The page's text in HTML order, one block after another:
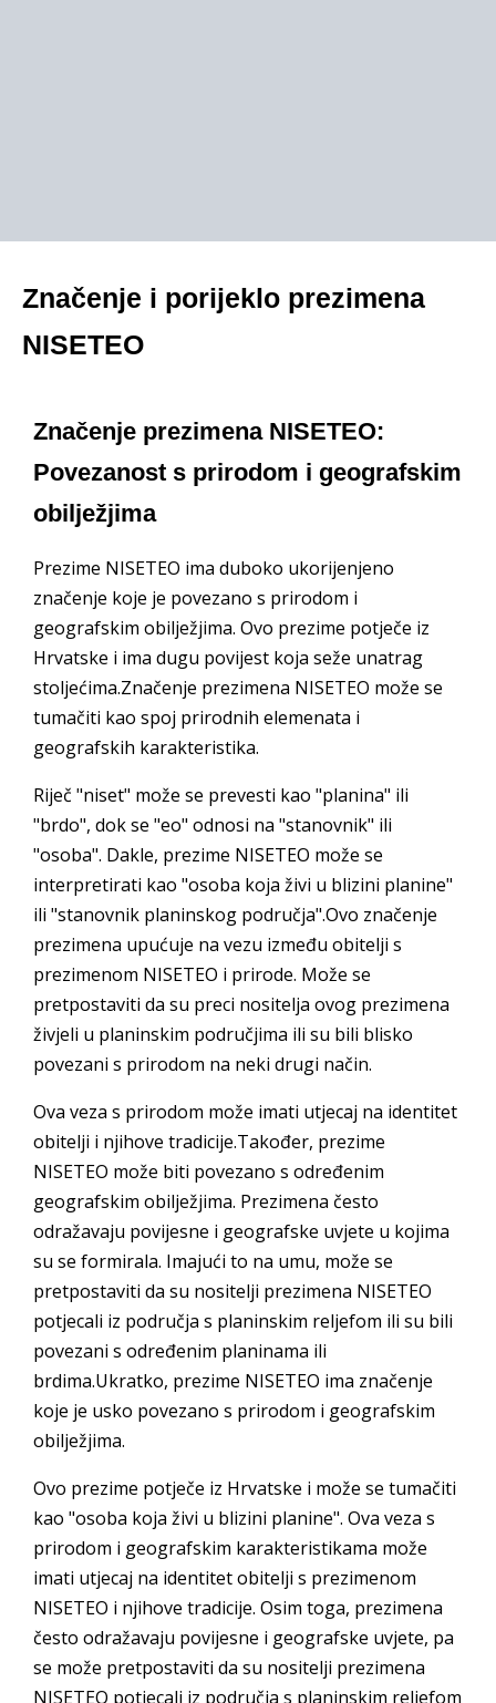
Značenje i porijeklo prezimena
NISETEO
Značenje prezimena NISETEO:
Povezanost s prirodom i geografskim
obilježjima
Prezime NISETEO ima duboko ukorijenjeno
značenje koje je povezano s prirodom i
geografskim obilježjima. Ovo prezime potječe iz
Hrvatske i ima dugu povijest koja seže unatrag
stoljećima.Značenje prezimena NISETEO može se
tumačiti kao spoj prirodnih elemenata i
geografskih karakteristika.
Riječ "niset" može se prevesti kao "planina" ili
"brdo", dok se "eo" odnosi na "stanovnik" ili
"osoba". Dakle, prezime NISETEO može se
interpretirati kao "osoba koja živi u blizini planine"
ili "stanovnik planinskog područja".Ovo značenje
prezimena upućuje na vezu između obitelji s
prezimenom NISETEO i prirode. Može se
pretpostaviti da su preci nositelja ovog prezimena
živjeli u planinskim područjima ili su bili blisko
povezani s prirodom na neki drugi način.
Ova veza s prirodom može imati utjecaj na identitet
obitelji i njihove tradicije.Također, prezime
NISETEO može biti povezano s određenim
geografskim obilježjima. Prezimena često
odražavaju povijesne i geografske uvjete u kojima
su se formirala. Imajući to na umu, može se
pretpostaviti da su nositelji prezimena NISETEO
potjecali iz područja s planinskim reljefom ili su bili
povezani s određenim planinama ili
brdima.Ukratko, prezime NISETEO ima značenje
koje je usko povezano s prirodom i geografskim
obilježjima.
Ovo prezime potječe iz Hrvatske i može se tumačiti
kao "osoba koja živi u blizini planine". Ova veza s
prirodom i geografskim karakteristikama može
imati utjecaj na identitet obitelji s prezimenom
NISETEO i njihove tradicije. Osim toga, prezimena
često odražavaju povijesne i geografske uvjete, pa
se može pretpostaviti da su nositelji prezimena
NISETEO potjecali iz područja s planinskim reljefom